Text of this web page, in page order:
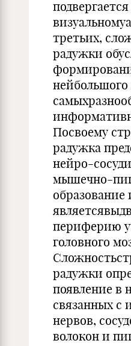
третьих,
радужки
нейбольшого
Посвоему
радужка
нейро-
мышечно-
образование
периферию
головного
радужки
появление в
связанных с
нервов,
волокон и